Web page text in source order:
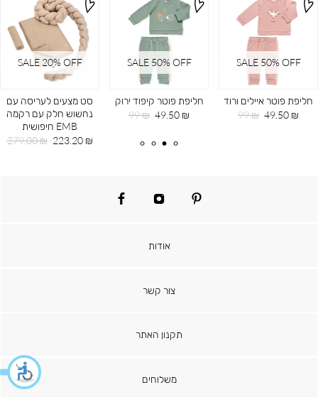
SALE 20ֵ% OFF
סט מצעים לעריסה עם
נחשוש חלק עם רקמה
EMB חיפושית
מחיר
223.20 ₪
מחיר
279.00 ₪
SALE 50% OFF
חליפת פוטר קיפוד ירוק
מחיר
49.50 ₪
מחיר
99 ₪
SALE 50% OFF
חליפת פוטר איילים ורוד
מחיר
49.50 ₪
מחיר
99 ₪
pinterest
instagram
facebook
אודות
צור קשר
תקנון האתר
משלוחים